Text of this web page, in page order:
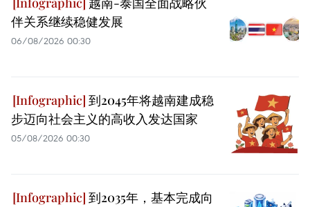
伴关系继续稳健发展
06/08/2026 00:30
到2045年将越南建成稳
步迈向社会主义的高收入发达国家
05/08/2026 00:30
到2035年，基本完成向